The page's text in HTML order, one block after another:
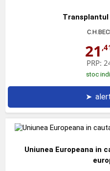
21
PRP:
stoc
➤
Uniunea Europeana in